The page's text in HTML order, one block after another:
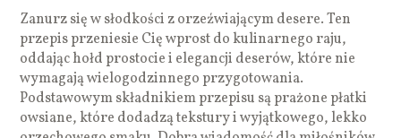
Zanurz się w słodkości z orzeźwiającym desere. Ten
przepis przeniesie Cię wprost do kulinarnego raju,
oddając hołd prostocie i elegancji deserów, które nie
wymagają wielogodzinnego przygotowania.
Podstawowym składnikiem przepisu są prażone płatki
owsiane, które dodadzą tekstury i wyjątkowego, lekko